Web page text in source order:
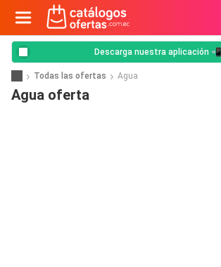
Descarga nuestra aplicación 📲
Todas las ofertas Agua
Agua oferta